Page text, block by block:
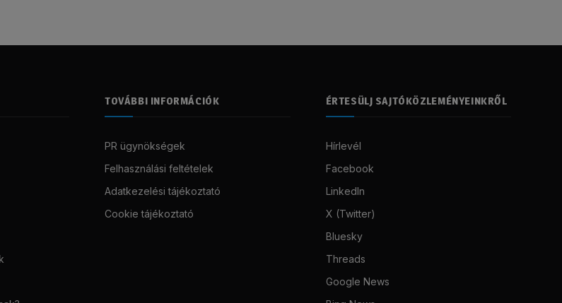
TOVÁBBI INFORMÁCIÓK
PR ügynökségek
Felhasználási feltételek
Adatkezelési tájékoztató
Cookie tájékoztató
ÉRTESÜLJ SAJTÓKÖZLEMÉNYEINKRŐL
Hírlevél
Facebook
LinkedIn
X (Twitter)
Bluesky
Threads
Google News